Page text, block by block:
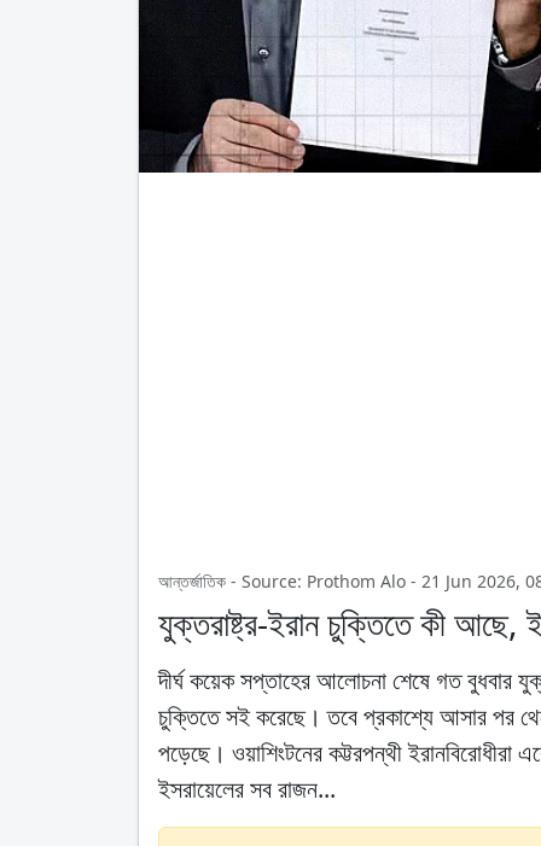
আন্তর্জাতিক - Source: Prothom Alo - 21 Jun 2026,
যুক্তরাষ্ট্র-ইরান চুক্তিতে কী আছে,
দীর্ঘ কয়েক সপ্তাহের আলোচনা শেষে গত বুধবার
চুক্তিতে সই করেছে। তবে প্রকাশ্যে আসার পর
পড়েছে। ওয়াশিংটনের কট্টরপন্থী
ইসরায়েলের সব রাজন...